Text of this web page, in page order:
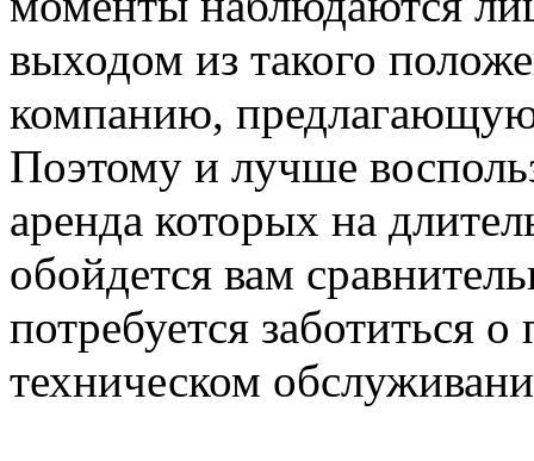
выходом из такого
компанию,
Поэтому и лучше
аренда которых на
обойдется вам
потребуется заботиться
техническом